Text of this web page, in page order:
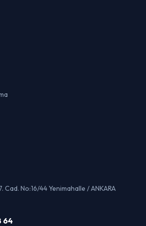
Cad. No:16/44 Yenimahalle / ANKARA
64